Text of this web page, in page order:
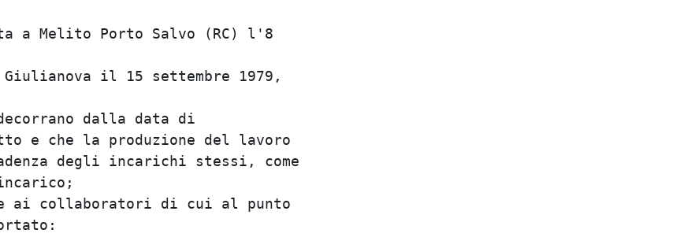
nata a Melito Porto Salvo (RC) l'8
(omissis),
a Giulianova il 15 settembre 1979,
decorrano dalla data di
e che la produzione del lavoro
scadenza degli incarichi stessi, come
contratti di incarico;
ai collaboratori di cui al punto
di seguito riportato: